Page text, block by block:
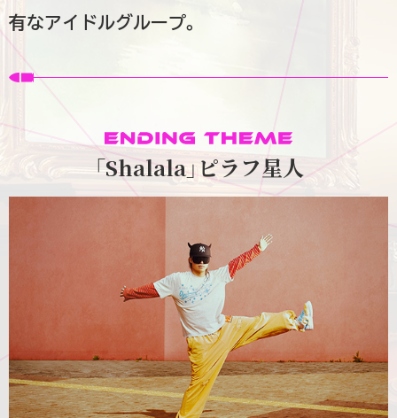
有なアイドルグループ。
「Shalala」ピラフ星人